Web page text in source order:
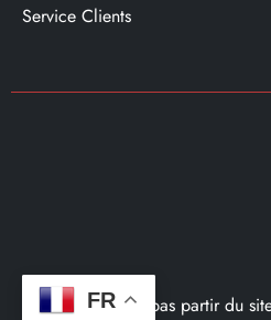
Service Clients​
Ce site ne fait pas partir du
FR